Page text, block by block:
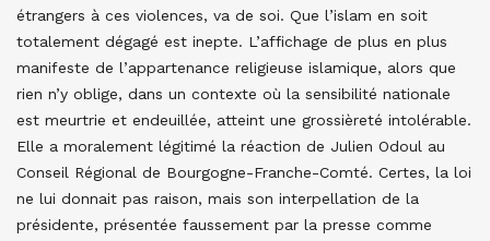
étrangers à ces violences, va de soi. Que l’islam en soit
totalement dégagé est inepte. L’affichage de plus en plus
manifeste de l’appartenance religieuse islamique, alors que
rien n’y oblige, dans un contexte où la sensibilité nationale
est meurtrie et endeuillée, atteint une grossièreté intolérable.
Elle a moralement légitimé la réaction de Julien Odoul au
Conseil Régional de Bourgogne-Franche-Comté. Certes, la loi
ne lui donnait pas raison, mais son interpellation de la
présidente, présentée faussement par la presse comme